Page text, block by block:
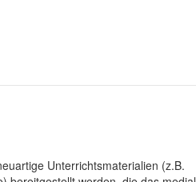
Unterrichtsmaterialien (z.B.